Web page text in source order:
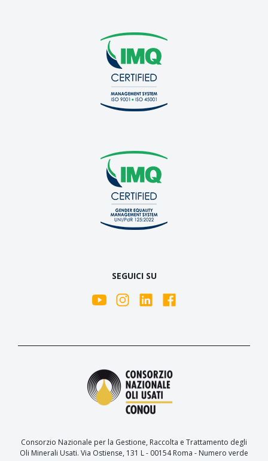
SEGUICI SU
Consorzio Nazionale per la Gestione, Raccolta e Trattamento degli
Oli Minerali Usati. Via Ostiense, 131 L - 00154 Roma - Numero verde